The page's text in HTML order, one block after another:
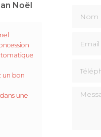
Noël
un bon
une